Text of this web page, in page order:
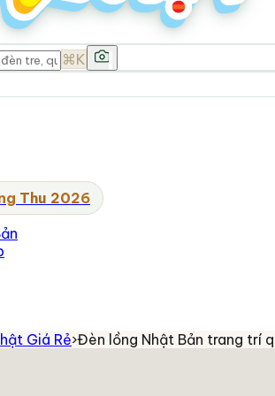
⌘K
Thu 2026
Giá Rẻ›Đèn lồng Nhật Bản trang trí